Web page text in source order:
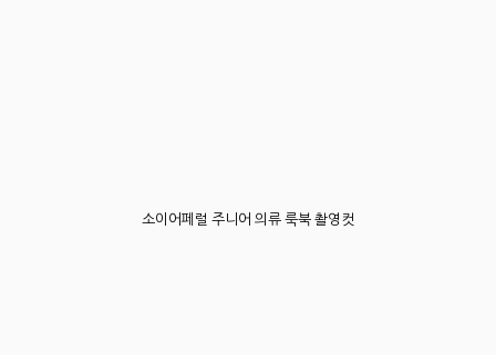
소이어페럴 주니어 의류 룩북 촬영컷